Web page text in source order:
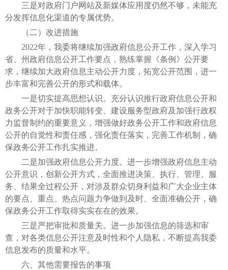
三是对政府门户网站及新媒体应用度仍然不够，未能充
分发挥信息化渠道的专属优势。
（二）改进措施
2022年，我委将继续加强政府信息公开工作，深入学习
省、州政府信息公开工作要点，熟练掌握《条例》公开要
求，继续加大政府信息主动公开力度，拓宽公开范围，进一
步丰富和完善公开的形式和载体。
一是切实提高思想认识。充分认识推行政府信息公开和
政务公开对于加快职能转变、建设服务型政府及加强行政权
力监督制约的重要意义，增强做好政务公开工作和政府信息
公开的自觉性和责任感，强化责任落实，完善工作机制，确
保政务公开工作扎实推进。
二是加强政府信息公开力度。进一步增强政府信息主动
公开意识，创新公开方式，全面推进决策、执行、管理、服
务、结果全过程公开，对涉及群众切身利益和广大企业主体
的要点、重点、热点问题力争做到及时、全面准确公开，确
保政务公开工作取得实实在在的效果。
三是严把审批和质量关。进一步加强信息的筛选和审
查，对各类信息公开注意及时性和个人隐私，不断提高我委
信息发布的质量和水平。
六、其他需要报告的事项